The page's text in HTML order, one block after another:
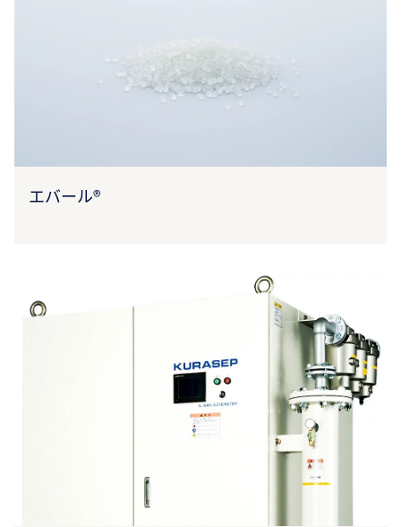
エバール®